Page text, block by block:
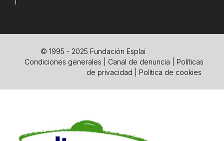
© 1995 - 2025 Fundación Esplai
Condiciones generales
Canal de denuncia
Políticas
de privacidad
Política de cookies